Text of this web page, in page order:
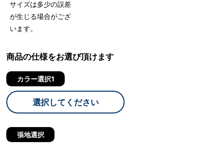
サイズは多少の誤差
が生じる場合がござ
います。
商品の仕様をお選び頂けます
カラー選択1
選択してください
張地選択